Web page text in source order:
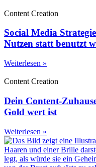
Content Creation
Social Media
Nutzen statt benutzt
Weiterlesen »
Content Creation
Dein Content-
Gold wert ist
Weiterlesen »